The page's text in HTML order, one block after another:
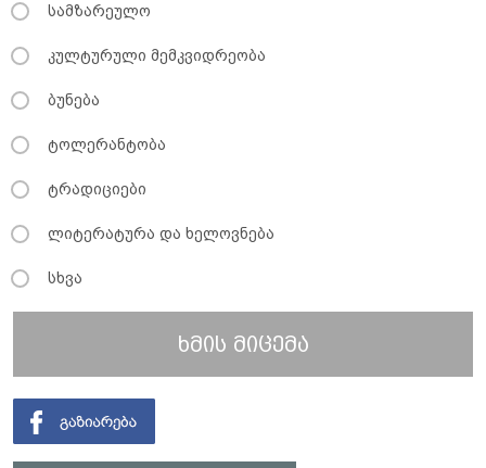
სამზარეულო
კულტურული მემკვიდრეობა
ბუნება
ტოლერანტობა
ტრადიციები
ლიტერატურა და ხელოვნება
სხვა
ხმის მიცემა